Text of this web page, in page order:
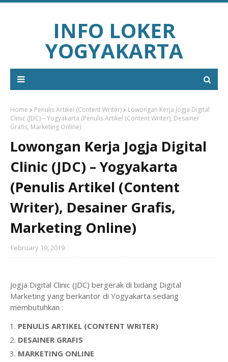
INFO LOKER
YOGYAKARTA
Home Penulis Artikel (Content Writer)
Lowongan Kerja Jogja Digital
Clinic (JDC) – Yogyakarta (Penulis Artikel (Content Writer), Desainer
Grafis, Marketing Online)
Lowongan Kerja Jogja Digital
Clinic (JDC) – Yogyakarta
(Penulis Artikel (Content
Writer), Desainer Grafis,
Marketing Online)
February 19, 2019
Jogja Digital Clinic (JDC) bergerak di bidang Digital
Marketing yang berkantor di Yogyakarta sedang
membutuhkan :
PENULIS ARTIKEL (CONTENT WRITER)
DESAINER GRAFIS
MARKETING ONLINE